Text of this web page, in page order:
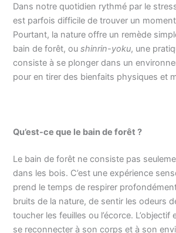
Dans notre quotidien rythmé par le
est parfois difficile de trouver un
Pourtant, la nature offre un remède
bain de forêt, oushinrin-yoku, une
consiste à se plonger dans un
pour en tirer des bienfaits physiques et
Qu’est-ce que le bain de forêt ?
Le bain de forêt ne consiste pas
dans les bois. C’est une expérience
prend le temps de respirer
bruits de la nature, de sentir les odeurs
toucher les feuilles ou l’écorce. L’objectif
se reconnecter à son corps et à son